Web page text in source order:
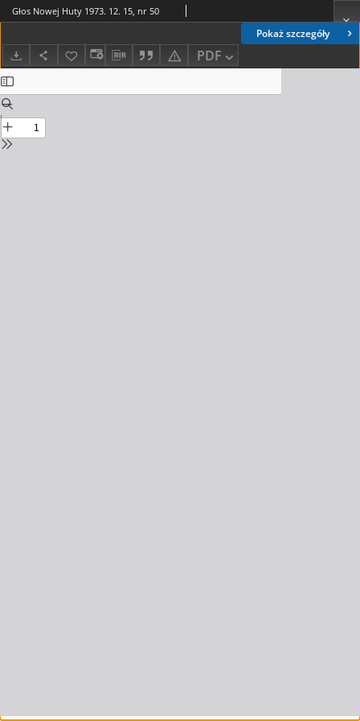
Pokaż szczegóły
PDF
Głos Nowej Huty 1973. 12. 15, nr 50